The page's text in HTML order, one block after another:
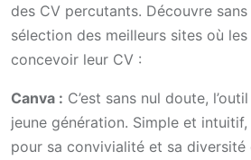
des CV percutants. Découvre
sélection des meilleurs sites où
concevoir leur CV :
Canva : C’est sans nul doute,
jeune génération. Simple et
pour sa convivialité et sa